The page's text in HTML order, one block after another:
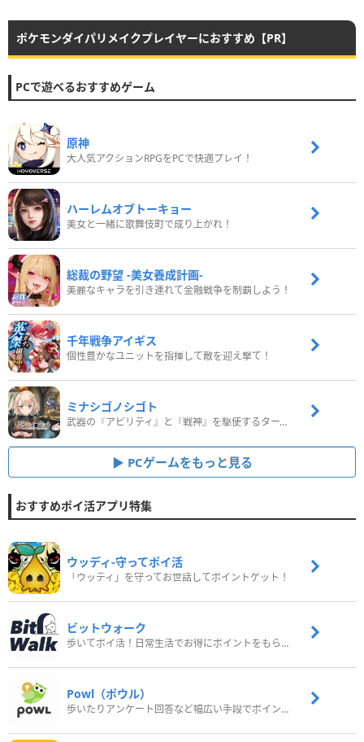
ポケモンダイパリメイクプレイヤーにおすすめ【PR】
PCで遊べるおすすめゲーム
原神
大人気アクションRPGをPCで快適プレイ！
ハーレムオブトーキョー
美女と一緒に歌舞伎町で成り上がれ！
総裁の野望 -美女養成計画-
美麗なキャラを引き連れて金融戦争を制覇しよう！
千年戦争アイギス
個性豊かなユニットを指揮して敵を迎え撃て！
ミナシゴノシゴト
武器の『アビリティ』と『戦神』を駆使するターン制コマンドバトルRPG！
PCゲームをもっと見る
おすすめポイ活アプリ特集
ウッディ‐守ってポイ活
「ウッディ」を守ってお世話してポイントゲット！
ビットウォーク
歩いてポイ活！日常生活でお得にポイントをもらおう
Powl（ポウル）
歩いたりアンケート回答など幅広い手段でポイントをゲット